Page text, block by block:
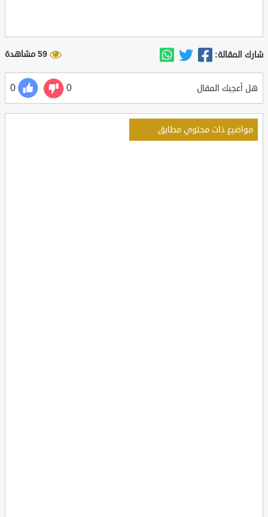
شارك المقالة: 59 مشاهدة
هل أعجبك المقال 0
0
مواضيع ذات محتوي مطابق